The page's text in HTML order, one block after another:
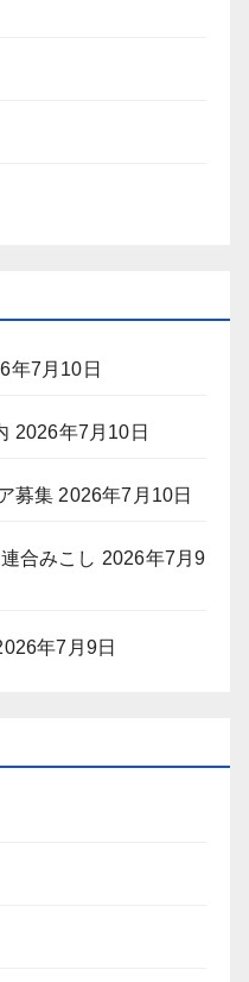
年7月10日
2026年7月10日
募集 2026年7月10日
合みこし 2026年7月9
年7月9日